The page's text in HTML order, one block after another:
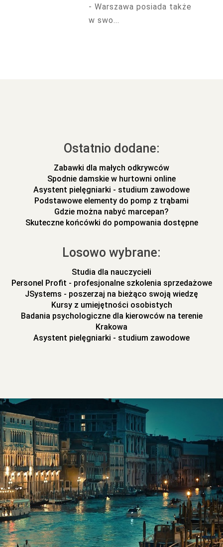
- Warszawa posiada także
w swo...
Ostatnio dodane:
Zabawki dla małych odkrywców
Spodnie damskie w hurtowni online
Asystent pielęgniarki - studium zawodowe
Podstawowe elementy do pomp z trąbami
Gdzie można nabyć marcepan?
Skuteczne końcówki do pompowania dostępne
Losowo wybrane:
Studia dla nauczycieli
Personel Profit - profesjonalne szkolenia sprzedażowe
JSystems - poszerzaj na bieżąco swoją wiedzę
Kursy z umiejętności osobistych
Badania psychologiczne dla kierowców na terenie
Krakowa
Asystent pielęgniarki - studium zawodowe